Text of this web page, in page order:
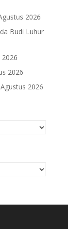
2026
Budi Luhur
2026
2026